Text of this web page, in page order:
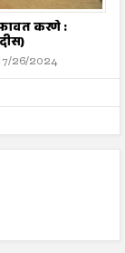
: : ईशवाणी
7/26/2024